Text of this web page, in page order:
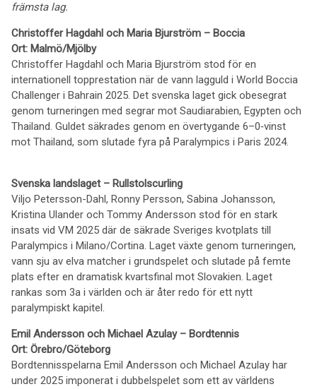
främsta lag.
Christoffer Hagdahl och Maria Bjurström – Boccia
Ort: Malmö/Mjölby
Christoffer Hagdahl och Maria Bjurström stod för en
internationell topprestation när de vann lagguld i World Boccia
Challenger i Bahrain 2025. Det svenska laget gick obesegrat
genom turneringen med segrar mot Saudiarabien, Egypten och
Thailand. Guldet säkrades genom en övertygande 6–0‑vinst
mot Thailand, som slutade fyra på Paralympics i Paris 2024.
Svenska landslaget – Rullstolscurling
Viljo Petersson-Dahl, Ronny Persson, Sabina Johansson,
Kristina Ulander och Tommy Andersson stod för en stark
insats vid VM 2025 där de säkrade Sveriges kvotplats till
Paralympics i Milano/Cortina. Laget växte genom turneringen,
vann sju av elva matcher i grundspelet och slutade på femte
plats efter en dramatisk kvartsfinal mot Slovakien. Laget
rankas som 3a i världen och är åter redo för ett nytt
paralympiskt kapitel.
Emil Andersson och Michael Azulay – Bordtennis
Ort: Örebro/Göteborg
Bordtennisspelarna Emil Andersson och Michael Azulay har
under 2025 imponerat i dubbelspelet som ett av världens